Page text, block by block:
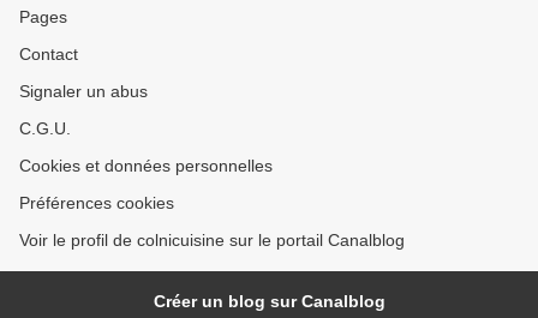
Pages
Contact
Signaler un abus
C.G.U.
Cookies et données personnelles
Préférences cookies
Voir le profil de colnicuisine sur le portail Canalblog
Créer un blog sur Canalblog